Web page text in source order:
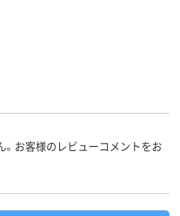
お客様のレビューコメントをお